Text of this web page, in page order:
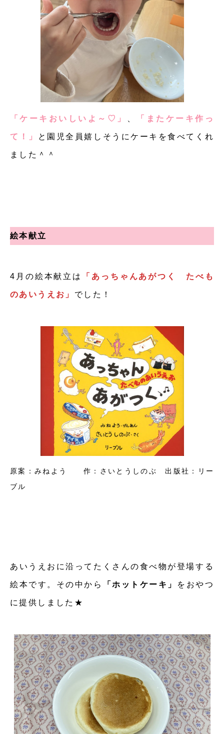
「ケーキおいしいよ～♡」 「またケーキ作っ
て！」 と園児全員嬉しそうにケーキを食べてくれ
ました＾＾
絵本献立
4月の絵本献立は 「あっちゃんあがつく たべも
のあいうえお」 でした！
原案：みねよう 作：さいとうしのぶ 出版社：リー
ブル
あいうえおに沿ってたくさんの食べ物が登場する
絵本です。その中から 「ホットケーキ」 をおやつ
に提供しました★